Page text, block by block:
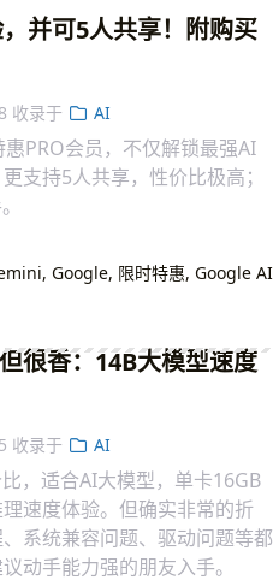
并可5人共享！附购买
收录于 AI
PRO会员，不仅解锁最强AI
支持5人共享，性价比极高；
Google 限时特惠 Google AI
很香：14B大模型速度
收录于 AI
，适合AI大模型，单卡16GB
速度体验。但确实非常的折
系统兼容问题、驱动问题等都
动手能力强的朋友入手。